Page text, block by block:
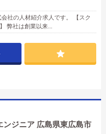
社の人材紹介求人です。 【スク
弊社は創業以来...
ジニア 広島県東広島市